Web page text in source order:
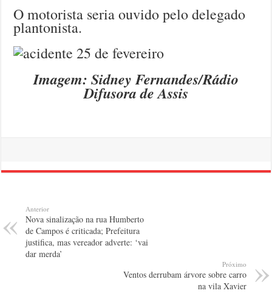
O motorista seria ouvido pelo delegado
plantonista.
Imagem: Sidney Fernandes/Rádio
Difusora de Assis
Anterior
Nova sinalização na rua Humberto
de Campos é criticada; Prefeitura
justifica, mas vereador adverte: ‘vai
dar merda’
Próximo
Ventos derrubam árvore sobre carro
na vila Xavier